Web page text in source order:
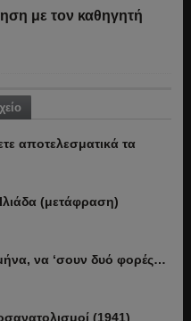
με τον καθηγητή
αποτελεσματικά τα
(μετάφραση)
να ‘σουν δυό φορές…
(1941)